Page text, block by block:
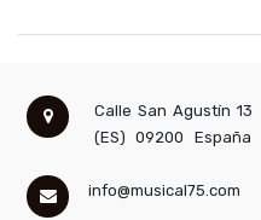
Calle San Agustín 13
(ES)
09200 España
info@musical75.com